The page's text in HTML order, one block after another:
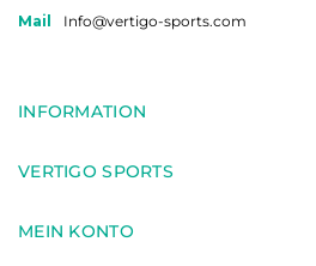
Mail
Info@vertigo-sports.com
INFORMATION
VERTIGO SPORTS
MEIN KONTO